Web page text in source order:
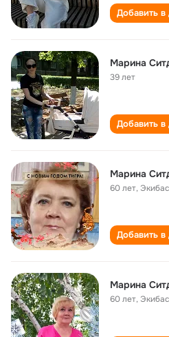
Добавить в
Марина
39 лет
Добавить в
Марина
60 лет,
Добавить в
Марина
60 лет,